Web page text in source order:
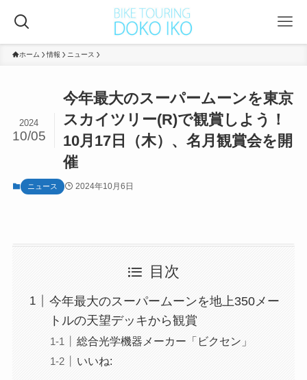
ホーム 情報 ニュース
今年最大のスーパームーンを東京
スカイツリー(R)で観賞しよう！
10月17日（木）、名月観賞会を開
催
2024
10/05
ニュース 2024年10月6日
目次
今年最大のスーパームーンを地上350メー
トルの天望デッキから観賞
総合光学機器メーカー「ビクセン」
いいね: